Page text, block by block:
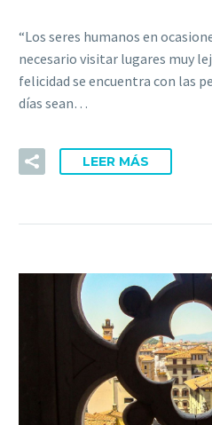
“Los seres humanos en
necesario visitar lugares muy
felicidad se encuentra con las
días sean…
LEER MÁS